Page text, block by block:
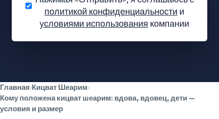
политикой конфиденциальности и
условиями использования компании
Вам положены
деньги — давайте
Проверка без обязательств
✓ Без предоплаты
✓ Тысячи довольных клиентов
Главная›Кицват Шеарим›
Кому положена кицват шеарим: вдова, вдовец, дети —
условия и размер